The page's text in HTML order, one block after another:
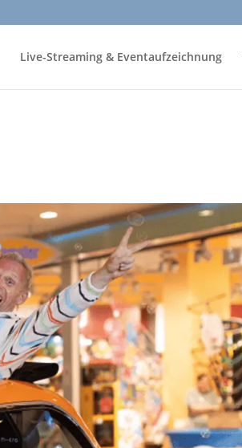
Live-Streaming & Eventaufzeichnung